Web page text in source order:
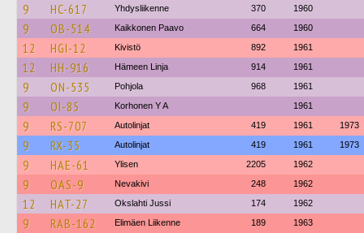
9 HC-617 Yhdysliikenne 370 1960
9 OB-514 Kaikkonen Paavo 664 1960
12 HGI-12 Kivistö 892 1961
12 HH-916 Hämeen Linja 914 1961
9 ON-535 Pohjola 968 1961
9 OI-85 Korhonen Y A 1961
9 RS-707 Autolinjat 419 1961 1973
9 RX-35 Autolinjat 419 1961 1973
9 HAE-61 Ylisen 2205 1962
9 OAS-9 Nevakivi 248 1962
12 HAT-27 Okslahti Jussi 174 1962
9 RAB-162 Elimäen Liikenne 189 1963